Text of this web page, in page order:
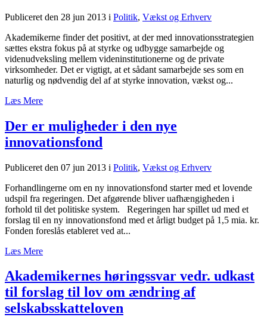
Publiceret den 28 jun 2013 i Politik, Vækst og Erhverv
Akademikerne finder det positivt, at der med innovationsstrategien
sættes ekstra fokus på at styrke og udbygge samarbejde og
videnudveksling mellem videninstitutionerne og de private
virksomheder. Det er vigtigt, at et sådant samarbejde ses som en
naturlig og nødvendig del af at styrke innovation, vækst og...
Læs Mere
Der er muligheder i den nye
innovationsfond
Publiceret den 07 jun 2013 i Politik, Vækst og Erhverv
Forhandlingerne om en ny innovationsfond starter med et lovende
udspil fra regeringen. Det afgørende bliver uafhængigheden i
forhold til det politiske system. Regeringen har spillet ud med et
forslag til en ny innovationsfond med et årligt budget på 1,5 mia. kr.
Fonden foreslås etableret ved at...
Læs Mere
Akademikernes høringssvar vedr. udkast
til forslag til lov om ændring af
selskabsskatteloven